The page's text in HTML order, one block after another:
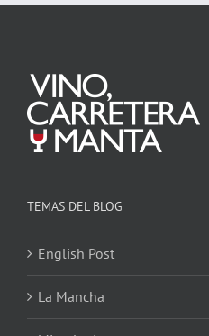
TEMAS DEL BLOG
English Post
La Mancha